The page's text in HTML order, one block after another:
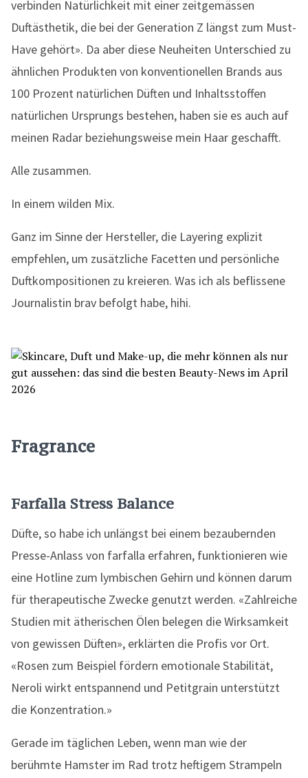
verbinden Natürlichkeit mit einer zeitgemässen
Duftästhetik, die bei der Generation Z längst zum Must-
Have gehört». Da aber diese Neuheiten Unterschied zu
ähnlichen Produkten von konventionellen Brands aus
100 Prozent natürlichen Düften und Inhaltsstoffen
natürlichen Ursprungs bestehen, haben sie es auch auf
meinen Radar beziehungsweise mein Haar geschafft.
Alle zusammen.
In einem wilden Mix.
Ganz im Sinne der Hersteller, die Layering explizit
empfehlen, um zusätzliche Facetten und persönliche
Duftkompositionen zu kreieren. Was ich als beflissene
Journalistin brav befolgt habe, hihi.
Fragrance
Farfalla Stress Balance
Düfte, so habe ich unlängst bei einem bezaubernden
Presse-Anlass von farfalla erfahren, funktionieren wie
eine Hotline zum lymbischen Gehirn und können darum
für therapeutische Zwecke genutzt werden. «Zahlreiche
Studien mit ätherischen Ölen belegen die Wirksamkeit
von gewissen Düften», erklärten die Profis vor Ort.
«Rosen zum Beispiel fördern emotionale Stabilität,
Neroli wirkt entspannend und Petitgrain unterstützt
die Konzentration.»
Gerade im täglichen Leben, wenn man wie der
berühmte Hamster im Rad trotz heftigem Strampeln